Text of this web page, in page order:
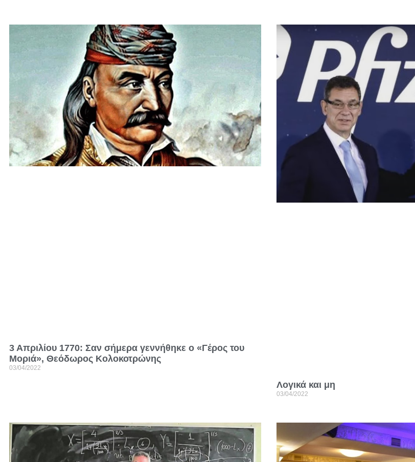
3 Απριλίου 1770: Σαν σήμερα γεννήθηκε ο «Γέρος του
Μοριά», Θεόδωρος Κολοκοτρώνης
03/04/2022
Λογικά και μη
03/04/2022